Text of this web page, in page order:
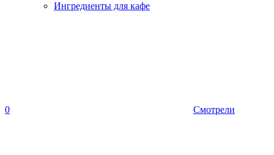
Ингредиенты для кафе
0 Смотрели